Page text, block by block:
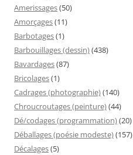
Amerissages(50)
Amorçages(11)
Barbotages(1)
Barbouillages (dessin)(438)
Bavardages(87)
Bricolages(1)
Cadrages (photographie)(140)
Chroucroutages (peinture)(44)
Dé/codages (programmation)(20)
Déballages (poésie modeste)(157)
Décalages(5)